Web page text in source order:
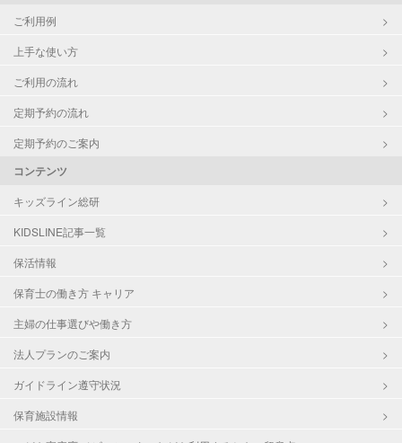
ご利用例
上手な使い方
ご利用の流れ
定期予約の流れ
定期予約のご案内
コンテンツ
キッズライン総研
KIDSLINE記事一覧
保活情報
保育士の働き方 キャリア
主婦の仕事選びや働き方
法人プランのご案内
ガイドライン遵守状況
保育施設情報